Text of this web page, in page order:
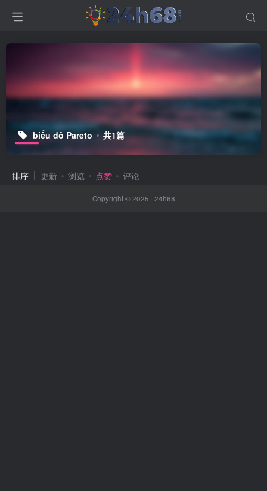
biểu đồ Pareto 共1篇
排序 更新 浏览 点赞 评论
Copyright © 2025 · 24h68